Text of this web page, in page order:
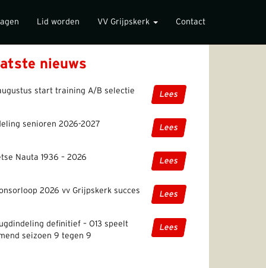
Lid worden VV Grijpskerk Contact
nieuws
start training A/B selectie Lees
senioren 2026-2027 Lees
Nauta 1936 – 2026 Lees
2026 vv Grijpskerk succes Lees
definitief – O13 speelt
seizoen 9 tegen 9
Lees